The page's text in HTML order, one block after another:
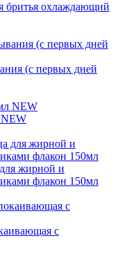
бритья охлаждающий
(c первых дней
жирной и
флакон 150мл
с